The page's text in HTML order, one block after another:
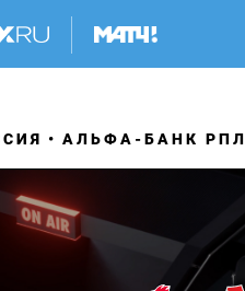
АЛЬФА-БАНК РПЛ